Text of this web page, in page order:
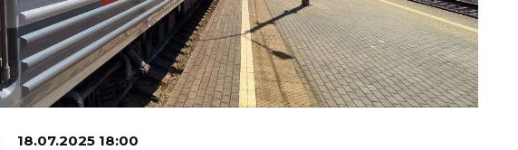
18.07.2025 18:00